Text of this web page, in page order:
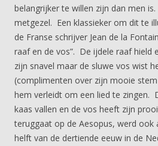
belangrijker te willen zijn dan men
metgezel. Een klassieker om dit te
de Franse schrijver Jean de la
raaf en de vos”. De ijdele raaf hield
zijn snavel maar de sluwe vos wist
(complimenten over zijn mooie
hem verleidt om een lied te zingen.
kaas vallen en de vos heeft zijn
teruggaat op de Aesopus, werd ook
helft van de dertiende eeuw in de